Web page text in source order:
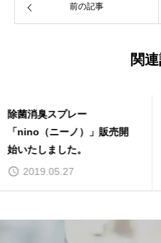
前の記事
関
「九州育ちのやさしいだしパ
ック」販売開始いたしまし
た。
2022.10.20